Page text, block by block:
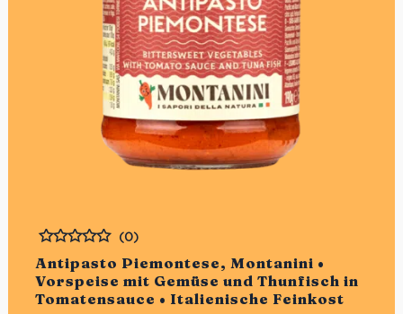
Antipasto Piemontese, Montanini •
Vorspeise mit Gemüse und Thunfisch in
Tomatensauce • Italienische Feinkost
Bewertet
(0)